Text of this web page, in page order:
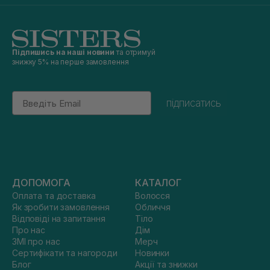
Підпишись на наші новини та отримуй
знижку 5% на перше замовлення
Email
підписатись
ДОПОМОГА
Оплата та доставка
Як зробити замовлення
Відповіді на запитання
Про нас
ЗМІ про нас
Сертифікати та нагороди
Блог
КАТАЛОГ
Волосся
Обличчя
Тіло
Дім
Мерч
Новинки
Акції та знижки